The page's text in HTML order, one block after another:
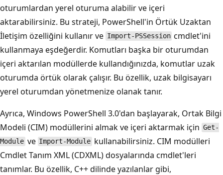
oturumlardan yerel oturuma alabilir ve içeri
aktarabilirsiniz. Bu strateji, PowerShell'in Örtük Uzaktan
İletişim özelliğini kullanır ve Import-PSSession cmdlet'ini
kullanmaya eşdeğerdir. Komutları başka bir oturumdan
içeri aktarılan modüllerde kullandığınızda, komutlar uzak
oturumda örtük olarak çalışır. Bu özellik, uzak bilgisayarı
yerel oturumdan yönetmenize olanak tanır.
Ayrıca, Windows PowerShell 3.0'dan başlayarak, Ortak Bilgi
Modeli (CIM) modüllerini almak ve içeri aktarmak için Get-
Module ve Import-Module kullanabilirsiniz. CIM modülleri
Cmdlet Tanım XML (CDXML) dosyalarında cmdlet'leri
tanımlar. Bu özellik, C++ dilinde yazılanlar gibi,